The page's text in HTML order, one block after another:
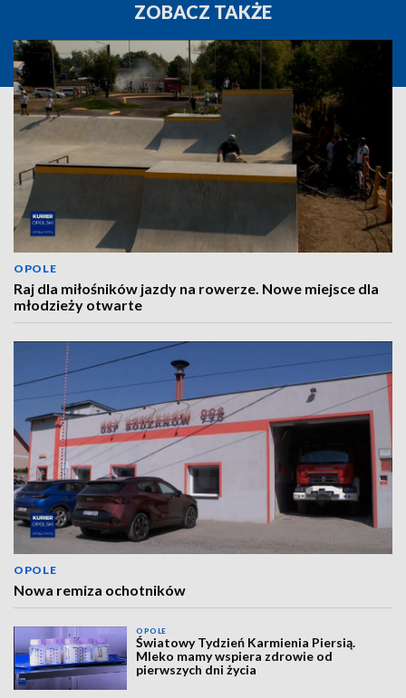
ZOBACZ TAKŻE
OPOLE
Raj dla miłośników jazdy na rowerze. Nowe miejsce dla
młodzieży otwarte
OPOLE
Nowa remiza ochotników
OPOLE
Światowy Tydzień Karmienia Piersią.
Mleko mamy wspiera zdrowie od
pierwszych dni życia